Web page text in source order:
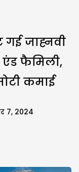
गई जाह्नवी
फैमिली,
कमाई
7, 2024